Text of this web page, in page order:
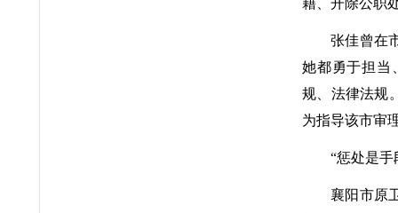
籍、开除公职
张佳曾在
她都勇于担当
规、法律法规
为指导该市审
“惩处是手
襄阳市原